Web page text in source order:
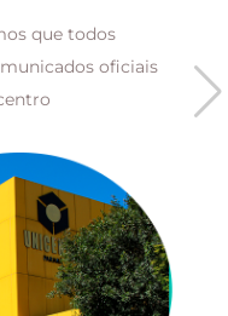
que todos
oficiais